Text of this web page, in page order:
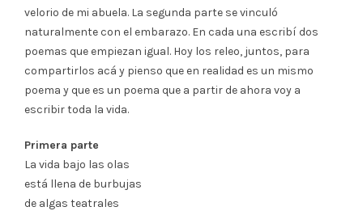
velorio de mi abuela. La segunda parte se vinculó
naturalmente con el embarazo. En cada una escribí dos
poemas que empiezan igual. Hoy los releo, juntos, para
compartirlos acá y pienso que en realidad es un mismo
poema y que es un poema que a partir de ahora voy a
escribir toda la vida.
Primera parte
La vida bajo las olas
está llena de burbujas
de algas teatrales